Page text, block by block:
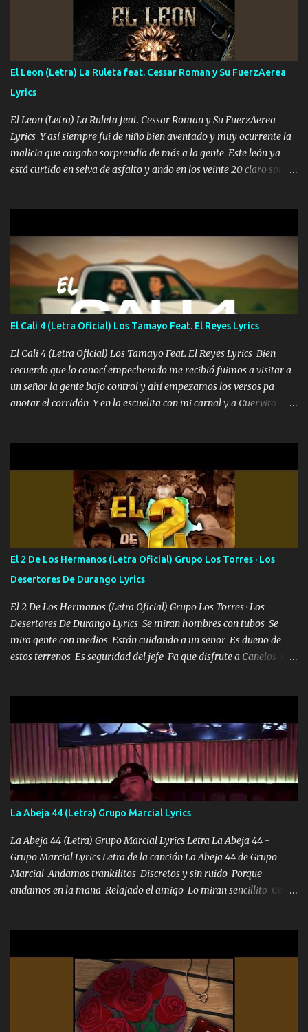
con la mirada siempre en alto A veces me fajó una super o a veces
me fajó una Glock siempre armado todas las generaciones yo
traigo El chiste es que hago lo que quiero pues así soy me mandó
yo tengo el control a todos yo les paro el dedo soy hocicon un
malcriado un malandrón Que Les importa no saben nada falsas
las risas las que me miran hay gente corriente no quieren ve...
El Leon (Letra) La Ruleta feat. Cessar Roman y Su FuerzAerea
Lyrics
El Leon (Letra) La Ruleta feat. Cessar Roman y Su FuerzAerea
Lyrics Y así siempre fui de niño bien aventado y muy ocurrente la
malicia que cargaba sorprendía de más a la gente Este león ya
está curtido en selva de asfalto y ando en los veinte 20 claro son
pa más pues hay charola les voy a dar hasta topar pues no hay de
otra Música Surcando bien mi camino voy por mi línea no veo a
los lados aquel que no corre vuela no se me duerm voy chicoteado
Ya pasé varias hazañas ya tienen rato que me agarran el colmillo
de este León los estatales no sé esperaron Al tiro esta la PrimiZa
también la nueve que cargo al lado doy la mano al que su amigo y
al traicionero damos pa abajo Y No me paran aquí hay pa más
pues hay charola les voy a dar hasta topar pues no hay de otra...
El Cali 4 (Letra Oficial) Los Tamayo Feat. El Reyes Lyrics
El Cali 4 (Letra Oficial) Los Tamayo Feat. El Reyes Lyrics Bien
recuerdo que lo conocí empecherado me recibió fuimos a visitar a
un señor la gente bajo control y ahí empezamos los versos pa
anotar el corridón Y en la escuelita con mi carnal y a Cuervito
camisa es color Verde y peleam0s la Bandera por todita a la ciudad
con los drones patrullando la Frontera De Tijuana Bulevares
Bellas Artes me ve en las blancas ya hace falta mi APA FLACO
verde se le extraña pa que sepan Aquí Pura GENTE DE LA RANA 🐸
POR CLAVE ES EL CALI 4 EN LA CIUDAD TIJUANA Música Al
tirante andamos mi carnal atento a cualquier necesidad no porque
se ve limpio el camino nos confiamos al andar y nunca con la
misma piedra me vuelvo a tropezar Cuando ando de enamorado
en corto me tiró a per...
El 2 De Los Hermanos (Letra Oficial) Grupo Los Torres · Los
Desertores De Durango Lyrics
El 2 De Los Hermanos (Letra Oficial) Grupo Los Torres · Los
Desertores De Durango Lyrics Se miran hombres con tubos Se
mira gente con medios Están cuidando a un señor Es dueño de
estos terrenos Es seguridad del jefe Pa que disfrute a Canelos Es
ni tampoco las mujeres porque es platica de grandes por eso hay
que estar alegres doy las instrucciones para atender los deberes
Música Si es que salta algún problema de confianza tengo gente
ahí está el Hombre Cuarenta y también Pariente 7 arreglan
cualquier problema no más es cuestión que ordené NOS HACE
FALTA UN HERMANO DE CLAVE ERA EL 24 SIEMPRE FUE UN
HOMBRE VALIENTE POR ALGO M'URIÓ PELEAND0 SIEMPRE
VIO POR LA FAMILIA PARA QUE SIGA EL LEGADO Es el DOS de
los HERMANOS un cerebro inteligente y com...
La Abeja 44 (Letra) Grupo Marcial Lyrics
La Abeja 44 (Letra) Grupo Marcial Lyrics Letra La Abeja 44 -
Grupo Marcial Lyrics Letra de la canción La Abeja 44 de Grupo
Marcial Andamos trankilitos Discretos y sin ruido Porque
andamos en la mana Relajado el amigo Lo miran sencillito Con
coronamos Se jala los marciales Y sus guitarras ya van sonando
Un gallardo me prendo Para agarrar el vuelo y la mente y
tranquilizando Tomense un buen trago Y así es como empezamos
los versos que voy cantando (Music) A vido alta y bajas La carreta
se atora Pero nunca le aflojamos Ya me han pasado cosas Y